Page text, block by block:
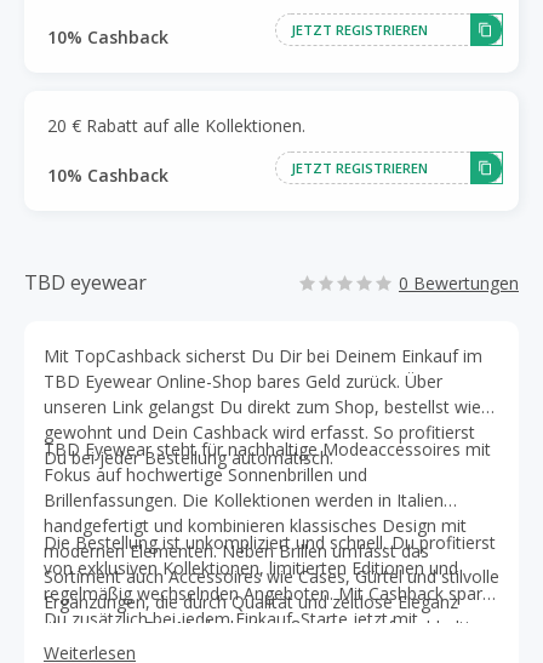
10% Cashback JETZT REGISTRIEREN
20 € Rabatt auf alle Kollektionen.
10% Cashback JETZT REGISTRIEREN
TBD eyewear 0 Bewertungen
Mit TopCashback sicherst Du Dir bei Deinem Einkauf im
TBD Eyewear Online-Shop bares Geld zurück. Über
unseren Link gelangst Du direkt zum Shop, bestellst wie
gewohnt und Dein Cashback wird erfasst. So profitierst
Du bei jeder Bestellung automatisch.
TBD Eyewear steht für nachhaltige Modeaccessoires mit
Fokus auf hochwertige Sonnenbrillen und
Brillenfassungen. Die Kollektionen werden in Italien
handgefertigt und kombinieren klassisches Design mit
modernen Elementen. Neben Brillen umfasst das
Sortiment auch Accessoires wie Cases, Gürtel und stilvolle
Ergänzungen, die durch Qualität und zeitlose Eleganz
überzeugen. Die Marke legt großen Wert auf nachhaltige
Materialien, Transparenz in der Herstellung und langlebige
Die Bestellung ist unkompliziert und schnell. Du profitierst
von exklusiven Kollektionen, limitierten Editionen und
regelmäßig wechselnden Angeboten. Mit Cashback sparst
Du zusätzlich bei jedem Einkauf. Starte jetzt mit
TopCashback und sichere Dir bei TBD Eyewear jedes Mal
Weiterlesen